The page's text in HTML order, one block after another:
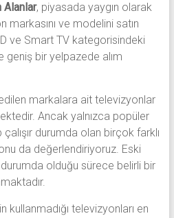
Alanlar, piyasada yaygın olarak
markasını ve modelini satın
ve Smart TV kategorisindeki
geniş bir yelpazede alım
markalara ait televizyonlar
Ancak yalnızca popüler
çalışır durumda olan birçok farklı
da değerlendiriyoruz. Eski
durumda olduğu sürece belirli bir
kullanmadığı televizyonları en